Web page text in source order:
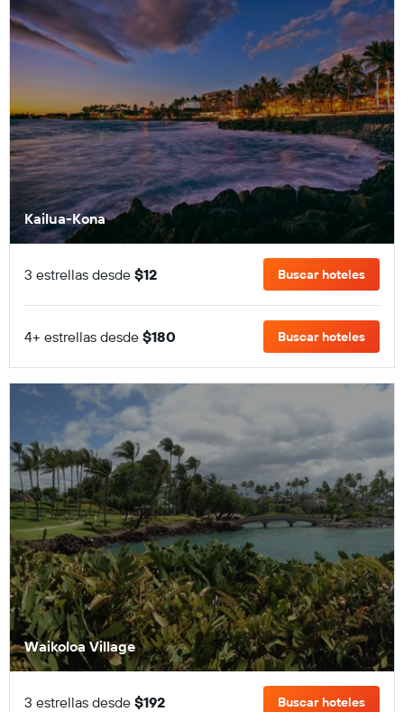
Kailua-Kona
3 estrellas desde $12 Buscar hoteles
4+ estrellas desde $180 Buscar hoteles
Waikoloa Village
3 estrellas desde $192 Buscar hoteles